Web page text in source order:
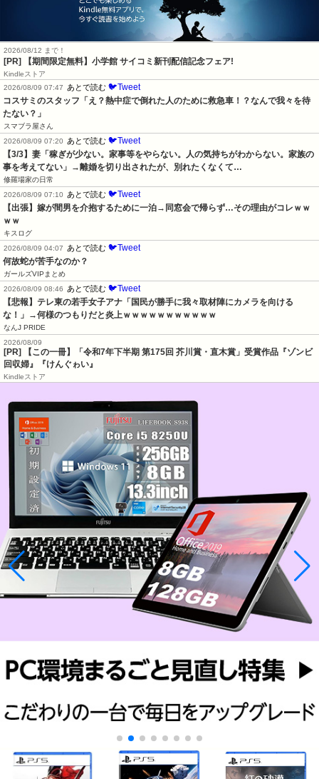
2026/08/12 まで！
[PR] 【期間限定無料】小学館 サイコミ新刊配信記念フェア!
Kindleストア
2026/08/09 07:47 あとで読む 🐦Tweet
コスサミのスタッフ「え？熱中症で倒れた人のために救急車！？なんで我々を待
たない？」
スマブラ屋さん
2026/08/09 07:20 あとで読む 🐦Tweet
【3/3】妻「稼ぎが少ない。家事等をやらない。人の気持ちがわからない。家族の
事を考えてない」→離婚を切り出されたが、別れたくなくて…
修羅場家の日常
2026/08/09 07:10 あとで読む 🐦Tweet
【出張】嫁が間男を介抱するために一泊→同窓会で帰らず…その理由がコレｗｗ
ｗｗ
キスログ
2026/08/09 04:07 あとで読む 🐦Tweet
何故蛇が苦手なのか？
ガールズVIPまとめ
2026/08/09 08:46 あとで読む 🐦Tweet
【悲報】テレ東の若手女子アナ「国民が勝手に我々取材陣にカメラを向ける
な！」→何様のつもりだと炎上ｗｗｗｗｗｗｗｗｗｗｗ
なんJ PRIDE
2026/08/09
[PR] 【この一冊】「令和7年下半期 第175回 芥川賞・直木賞」受賞作品『ゾンビ
回収婦』『けんぐゎい』
Kindleストア